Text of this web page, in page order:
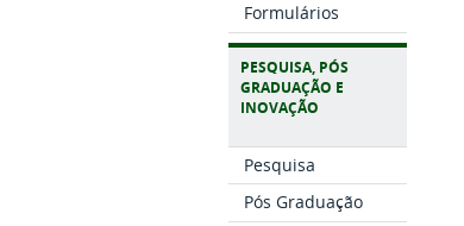
Formulários
PESQUISA, PÓS
GRADUAÇÃO E
INOVAÇÃO
Pesquisa
Pós Graduação